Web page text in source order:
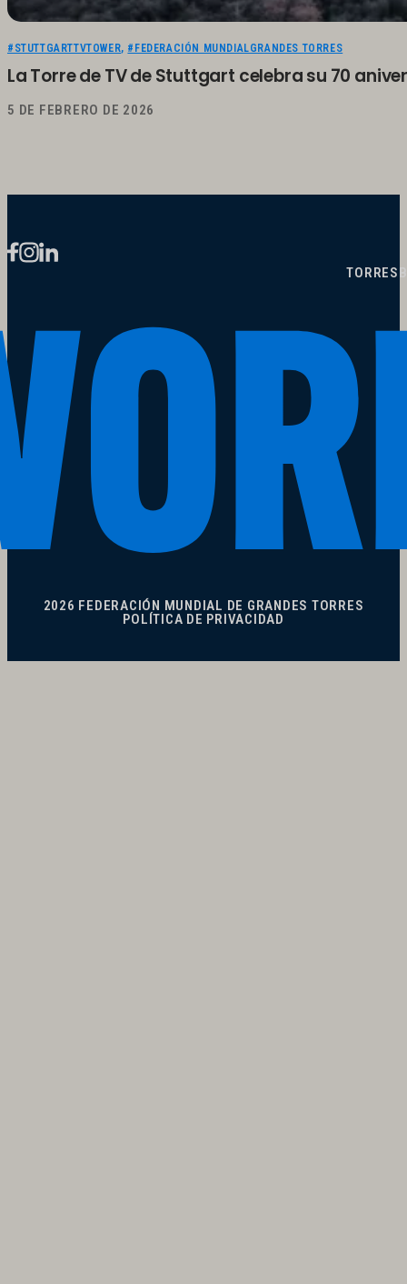
#STUTTGARTTVTOWER, #FEDERACIÓN MUNDIALGRANDES TORRES
La Torre de TV de Stuttgart celebra su 70
5 DE FEBRERO DE 2026
TORRES
2026 FEDERACIÓN MUNDIAL DE GRANDES TORRES
POLÍTICA DE PRIVACIDAD